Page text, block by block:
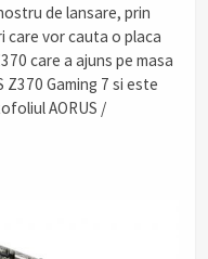
de lansare, prin
care vor cauta o placa
care a ajuns pe masa
Gaming 7 si este
AORUS /